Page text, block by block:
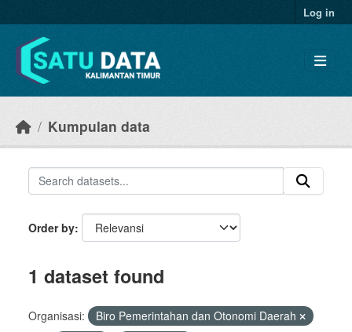
Log in
Kumpulan data
Order by
1 dataset found
Organisasi:
Biro Pemerintahan dan Otonomi Daerah